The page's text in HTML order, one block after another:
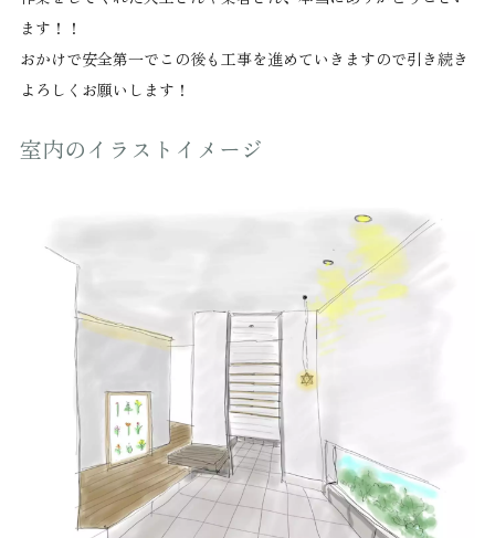
ます！！
おかけで安全第一でこの後も工事を進めていきますので引き続き
よろしくお願いします！
室内のイラストイメージ